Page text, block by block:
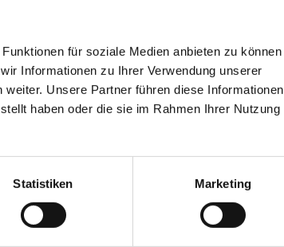
für soziale Medien anbieten zu können
Informationen zu Ihrer Verwendung unserer
Unsere Partner führen diese Informationen
haben oder die sie im Rahmen Ihrer Nutzung
Statistiken Marketing